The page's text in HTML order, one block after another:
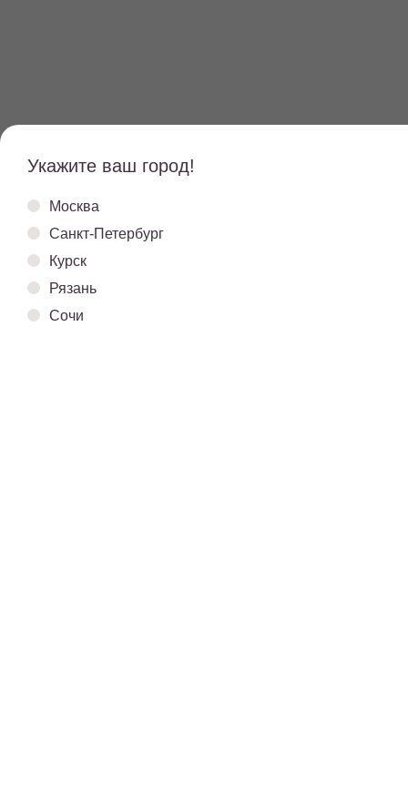
Укажите ваш город!
Москва
Санкт-Петербург
Курск
Рязань
Сочи